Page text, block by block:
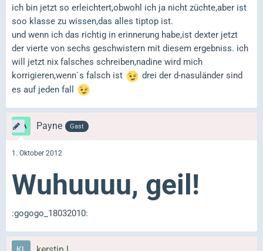
ich bin jetzt so erleichtert,obwohl ich ja nicht züchte,aber ist
soo klasse zu wissen,das alles tiptop ist.
und wenn ich das richtig in erinnerung habe,ist dexter jetzt
der vierte von sechs geschwistern mit diesem ergebniss. ich
will jetzt nix falsches schreiben,nadine wird mich
korrigieren,wenn`s falsch ist
drei der d-nasuländer sind
es auf jeden fall
Payne Gast
1. Oktober 2012
Wuhuuuu, geil!
:gogogo_18032010: